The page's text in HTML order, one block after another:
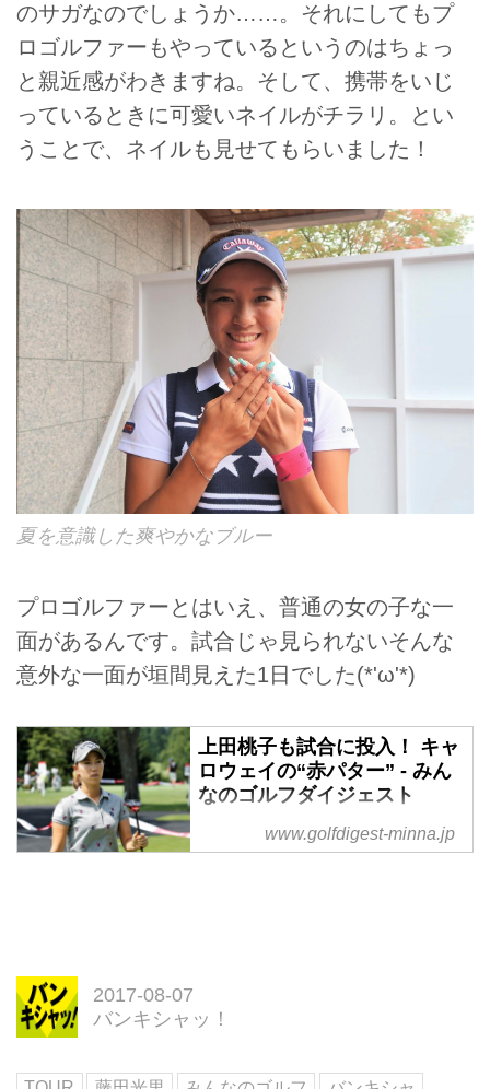
のサガなのでしょうか……。それにしてもプ
ロゴルファーもやっているというのはちょっ
と親近感がわきますね。そして、携帯をいじ
っているときに可愛いネイルがチラリ。とい
うことで、ネイルも見せてもらいました！
夏を意識した爽やかなブルー
プロゴルファーとはいえ、普通の女の子な一
面があるんです。試合じゃ見られないそんな
意外な一面が垣間見えた1日でした(*'ω'*)
上田桃子も試合に投入！ キャ
ロウェイの“赤パター” - みん
なのゴルフダイジェスト
ツアーで大人気のキャロウェイ
「O-WORKS」に赤バージョンが
www.golfdigest-minna.jp
2017-08-07
バンキシャッ！